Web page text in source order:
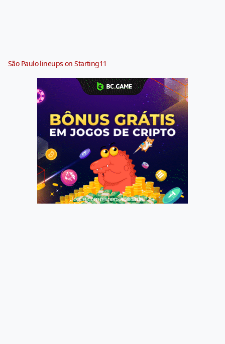
São Paulo lineups on Starting11
Jogue com responsabilidade. 18+